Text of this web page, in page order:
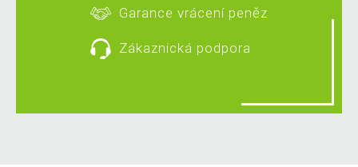
Garance vrácení peněz
Zákaznická podpora